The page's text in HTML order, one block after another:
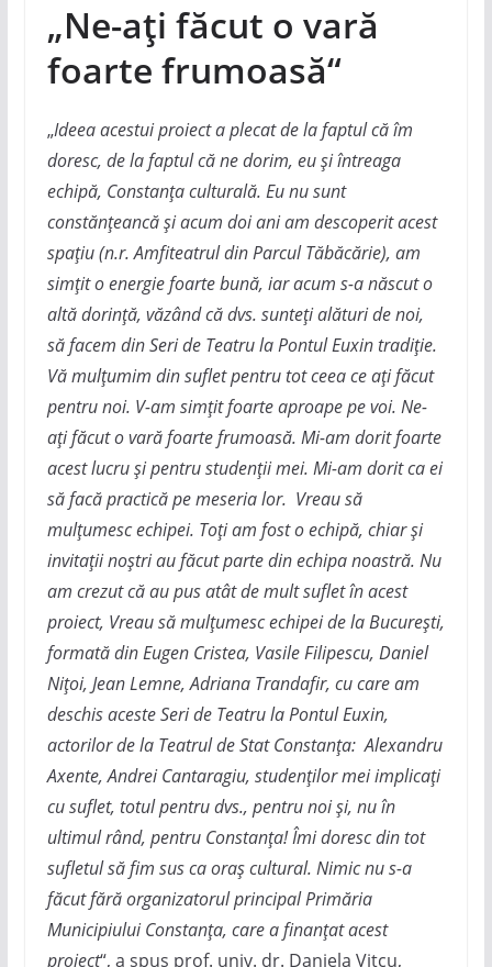
„Ne-ați făcut o vară
foarte frumoasă“
„Ideea acestui proiect a plecat de la faptul că îm
doresc, de la faptul că ne dorim, eu și întreaga
echipă, Constanța culturală. Eu nu sunt
constănțeancă și acum doi ani am descoperit acest
spațiu (n.r. Amfiteatrul din Parcul Tăbăcărie), am
simțit o energie foarte bună, iar acum s-a născut o
altă dorință, văzând că dvs. sunteți alături de noi,
să facem din Seri de Teatru la Pontul Euxin tradiție.
Vă mulțumim din suflet pentru tot ceea ce ați făcut
pentru noi. V-am simțit foarte aproape pe voi. Ne-
ați făcut o vară foarte frumoasă. Mi-am dorit foarte
acest lucru și pentru studenții mei. Mi-am dorit ca ei
să facă practică pe meseria lor. Vreau să
mulțumesc echipei. Toți am fost o echipă, chiar și
invitații noștri au făcut parte din echipa noastră. Nu
am crezut că au pus atât de mult suflet în acest
proiect, Vreau să mulțumesc echipei de la București,
formată din Eugen Cristea, Vasile Filipescu, Daniel
Nițoi, Jean Lemne, Adriana Trandafir, cu care am
deschis aceste Seri de Teatru la Pontul Euxin,
actorilor de la Teatrul de Stat Constanța: Alexandru
Axente, Andrei Cantaragiu, studenților mei implicați
cu suflet, totul pentru dvs., pentru noi și, nu în
ultimul rând, pentru Constanța! Îmi doresc din tot
sufletul să fim sus ca oraș cultural. Nimic nu s-a
făcut fără organizatorul principal Primăria
Municipiului Constanța, care a finanțat acest
proiect“, a spus prof. univ. dr. Daniela Vitcu,